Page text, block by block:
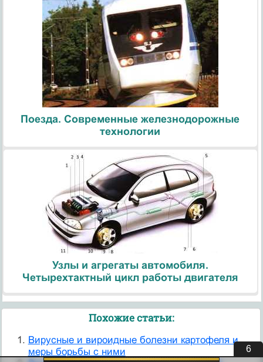
Поезда. Современные железнодорожные
технологии
Узлы и агрегаты автомобиля.
Четырехтактный цикл работы двигателя
Похожие статьи:
Вирусные и вироидные болезни картофеля и
меры борьбы с ними
5